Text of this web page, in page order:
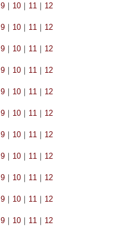
9 ｜ 10 ｜ 11 ｜ 12
9 ｜ 10 ｜ 11 ｜ 12
9 ｜ 10 ｜ 11 ｜ 12
9 ｜ 10 ｜ 11 ｜ 12
9 ｜ 10 ｜ 11 ｜ 12
9 ｜ 10 ｜ 11 ｜ 12
9 ｜ 10 ｜ 11 ｜ 12
9 ｜ 10 ｜ 11 ｜ 12
9 ｜ 10 ｜ 11 ｜ 12
9 ｜ 10 ｜ 11 ｜ 12
9 ｜ 10 ｜ 11 ｜ 12